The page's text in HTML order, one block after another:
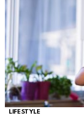
LIFESTYLE